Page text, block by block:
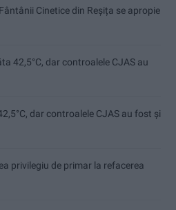
Cinetice din Reșița se apropie
42,5°C, dar controalele CJAS au
dar controalele CJAS au fost și
privilegiu de primar la refacerea